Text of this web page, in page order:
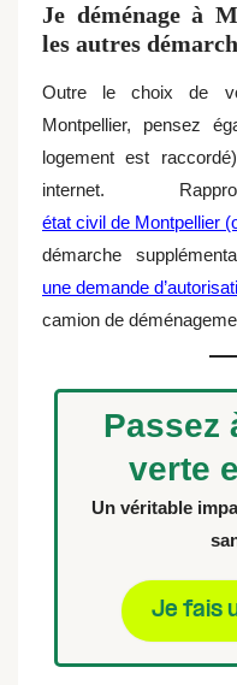
Je déménage à
les autres
Outre le choix de
Montpellier, pensez
logement est
internet.
état civil de Montpellier
démarche
une demande
camion de
Passez
verte
Un véritable
Je fais